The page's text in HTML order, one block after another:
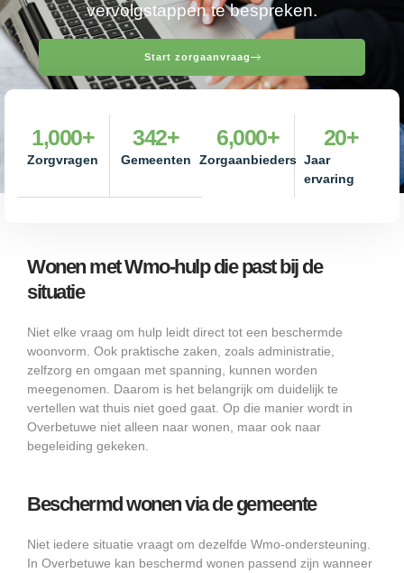
vervolgstappen te bespreken.
Start zorgaanvraag
Zorgvragen
1,000+
Gemeenten
342+
Zorgaanbieders
6,000+
Jaar
ervaring
20+
Wonen met Wmo-hulp die past bij de
situatie
Niet elke vraag om hulp leidt direct tot een beschermde
woonvorm. Ook praktische zaken, zoals administratie,
zelfzorg en omgaan met spanning, kunnen worden
meegenomen. Daarom is het belangrijk om duidelijk te
vertellen wat thuis niet goed gaat. Op die manier wordt in
Overbetuwe niet alleen naar wonen, maar ook naar
begeleiding gekeken.
Beschermd wonen via de gemeente
Niet iedere situatie vraagt om dezelfde Wmo-ondersteuning.
In Overbetuwe kan beschermd wonen passend zijn wanneer